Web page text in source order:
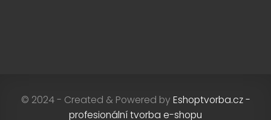
© 2024 - Created & Powered by Eshoptvorba.cz -
profesionální tvorba e-shopu